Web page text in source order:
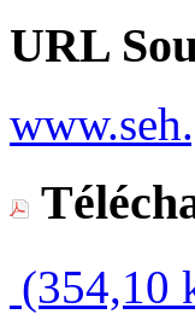
URL
(354,10